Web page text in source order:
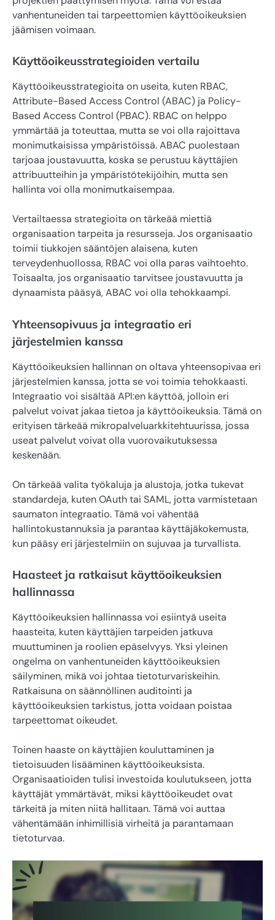
vanhentuneiden tai tarpeettomien käyttöoikeuksien
jäämisen voimaan.
Käyttöoikeusstrategioiden vertailu
Käyttöoikeusstrategioita on useita, kuten RBAC,
Attribute-Based Access Control (ABAC) ja Policy-
Based Access Control (PBAC). RBAC on helppo
ymmärtää ja toteuttaa, mutta se voi olla rajoittava
monimutkaisissa ympäristöissä. ABAC puolestaan
tarjoaa joustavuutta, koska se perustuu käyttäjien
attribuutteihin ja ympäristötekijöihin, mutta sen
hallinta voi olla monimutkaisempaa.
Vertailtaessa strategioita on tärkeää miettiä
organisaation tarpeita ja resursseja. Jos organisaatio
toimii tiukkojen sääntöjen alaisena, kuten
terveydenhuollossa, RBAC voi olla paras vaihtoehto.
Toisaalta, jos organisaatio tarvitsee joustavuutta ja
dynaamista pääsyä, ABAC voi olla tehokkaampi.
Yhteensopivuus ja integraatio eri
järjestelmien kanssa
Käyttöoikeuksien hallinnan on oltava yhteensopivaa eri
järjestelmien kanssa, jotta se voi toimia tehokkaasti.
Integraatio voi sisältää API:en käyttöä, jolloin eri
palvelut voivat jakaa tietoa ja käyttöoikeuksia. Tämä on
erityisen tärkeää mikropalveluarkkitehtuurissa, jossa
useat palvelut voivat olla vuorovaikutuksessa
keskenään.
On tärkeää valita työkaluja ja alustoja, jotka tukevat
standardeja, kuten OAuth tai SAML, jotta varmistetaan
saumaton integraatio. Tämä voi vähentää
hallintokustannuksia ja parantaa käyttäjäkokemusta,
kun pääsy eri järjestelmiin on sujuvaa ja turvallista.
Haasteet ja ratkaisut käyttöoikeuksien
hallinnassa
Käyttöoikeuksien hallinnassa voi esiintyä useita
haasteita, kuten käyttäjien tarpeiden jatkuva
muuttuminen ja roolien epäselvyys. Yksi yleinen
ongelma on vanhentuneiden käyttöoikeuksien
säilyminen, mikä voi johtaa tietoturvariskeihin.
Ratkaisuna on säännöllinen auditointi ja
käyttöoikeuksien tarkistus, jotta voidaan poistaa
tarpeettomat oikeudet.
Toinen haaste on käyttäjien kouluttaminen ja
tietoisuuden lisääminen käyttöoikeuksista.
Organisaatioiden tulisi investoida koulutukseen, jotta
käyttäjät ymmärtävät, miksi käyttöoikeudet ovat
tärkeitä ja miten niitä hallitaan. Tämä voi auttaa
vähentämään inhimillisiä virheitä ja parantamaan
tietoturvaa.